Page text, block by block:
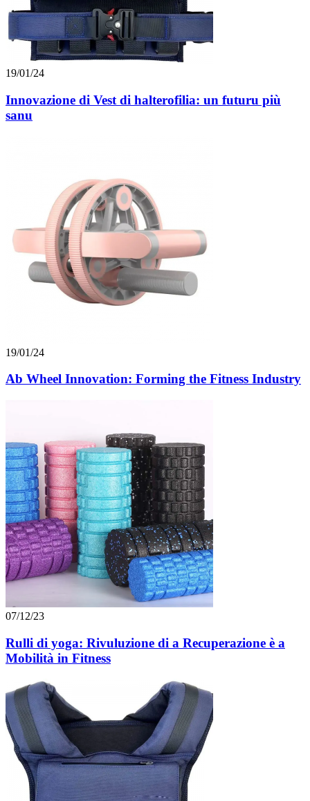
19/01/24
Innovazione di Vest di halterofilia: un futuru più
sanu
19/01/24
Ab Wheel Innovation: Forming the Fitness Industry
07/12/23
Rulli di yoga: Rivuluzione di a Recuperazione è a
Mobilità in Fitness